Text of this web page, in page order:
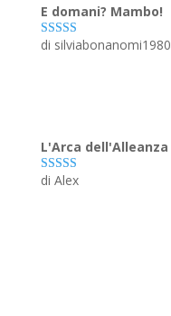
E domani? Mambo!
Valutato5su
di silviabonanomi1980
L'Arca dell'Alleanza
Valutato
di Alex